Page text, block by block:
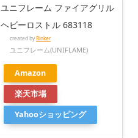
ユニフレーム ファイアグリル
ヘビーロストル 683118
created byRinker
ユニフレーム(UNIFLAME)
Amazon
楽天市場
Yahooショッピング